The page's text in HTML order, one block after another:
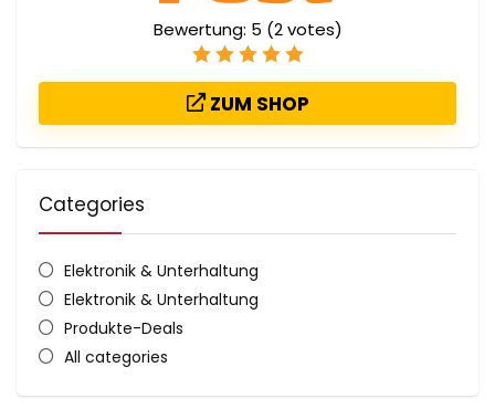
Bewertung: 5 (2votes)
ZUM SHOP
Categories
Elektronik & Unterhaltung
Elektronik & Unterhaltung
Produkte-Deals
All categories